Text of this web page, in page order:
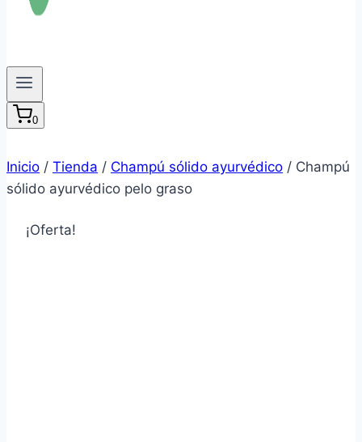
0
Inicio / Tienda / Champú sólido ayurvédico / Champú
sólido ayurvédico pelo graso
¡Oferta!